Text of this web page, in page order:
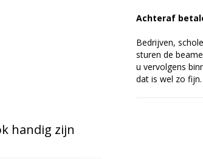
Achteraf
Bedrijven,
sturen de
u vervolgens
dat is wel zo fijn.
handig zijn